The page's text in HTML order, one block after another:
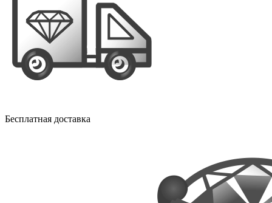
Бесплатная доставка